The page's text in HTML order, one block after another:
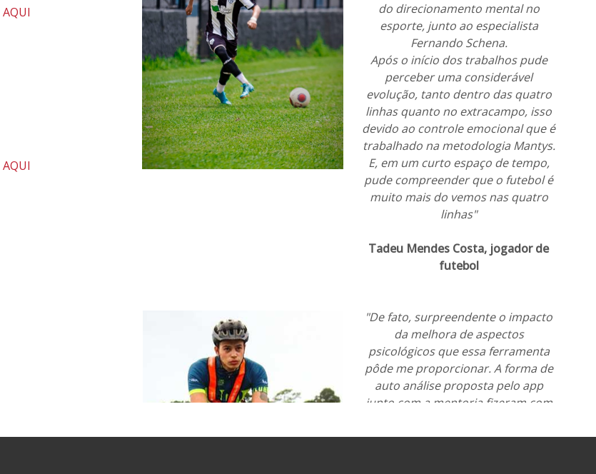
AQUI
AQUI
do direcionamento mental no
esporte, junto ao especialista
Fernando Schena.
Após o início dos trabalhos pude
perceber uma considerável
evolução, tanto dentro das quatro
linhas quanto no extracampo, isso
devido ao controle emocional que é
trabalhado na metodologia Mantys.
E, em um curto espaço de tempo,
pude compreender que o futebol é
muito mais do vemos nas quatro
linhas"
Tadeu Mendes Costa, jogador de
futebol
"De fato, surpreendente o impacto
da melhora de aspectos
psicológicos que essa ferramenta
pôde me proporcionar. A forma de
auto análise proposta pelo app
junto com a mentoria fizeram com
pudessem ser quantificados e